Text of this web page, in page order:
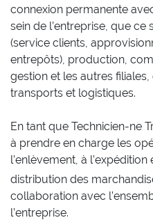
connexion permanente
sein de l’entreprise, que
(service clients,
entrepôts), production,
gestion et les autres
transports et logistiques.
En tant que Technicien-ne
à prendre en charge les
l’enlèvement, à l’expédition
distribution des
collaboration avec
l’entreprise.